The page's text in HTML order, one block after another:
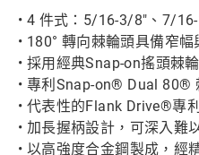
• 4 件式：5/16-3/8"、7/
• 180° 轉向棘輪頭具備窄
• 採用經典Snap-on搖頭棘
• 專利Snap-on® Dual 80®
• 代表性的Flank Drive®專
• 加長握柄設計，可深入難
• 以高強度合金鋼製成，經